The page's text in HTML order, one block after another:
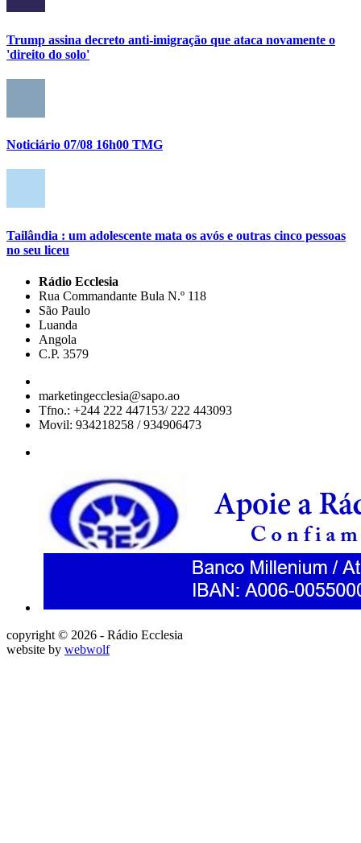
Trump assina decreto anti-imigração que ataca novamente o
'direito do solo'
Noticiário 07/08 16h00 TMG
Tailândia : um adolescente mata os avós e outras cinco pessoas
no seu liceu
Rádio Ecclesia
Rua Commandante Bula N.º 118
São Paulo
Luanda
Angola
C.P. 3579
marketingecclesia@sapo.ao
Tfno.: +244 222 447153/ 222 443093
Movil: 934218258 / 934906473
copyright © 2026 - Rádio Ecclesia
website by webwolf